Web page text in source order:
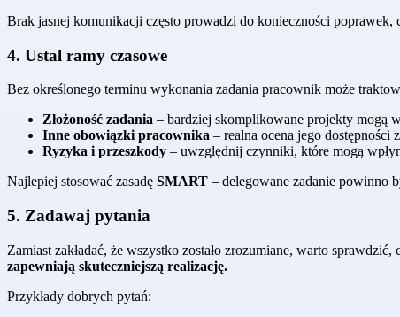
Brak jasnej komunikacji często prowadzi do konieczności poprawek,
4. Ustal ramy czasowe
Bez określonego terminu wykonania zadania pracownik może
Złożoność zadania – bardziej skomplikowane projekty mogą
Inne obowiązki pracownika – realna ocena jego dostępności
Ryzyka i przeszkody – uwzględnij czynniki, które mogą
Najlepiej stosować zasadę SMART – delegowane zadanie powinno
5. Zadawaj pytania
Zamiast zakładać, że wszystko zostało zrozumiane, warto
zapewniają skuteczniejszą realizację.
Przykłady dobrych pytań: